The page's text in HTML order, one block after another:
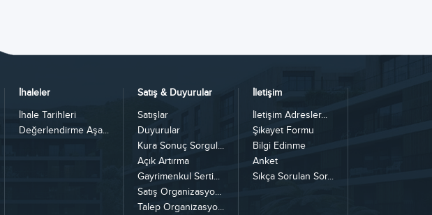
İhaleler
İhale Tarihleri
Değerlendirme Aşa...
Satış & Duyurular
Satışlar
Duyurular
Kura Sonuç Sorgul...
Açık Artırma
Gayrimenkul Serti...
Satış Organizasyo...
Talep Organizasyo...
İletişim
İletişim Adresler...
Şikayet Formu
Bilgi Edinme
Anket
Sıkça Sorulan Sor...